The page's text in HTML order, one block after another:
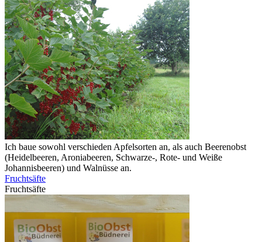
Ich baue sowohl verschieden Apfelsorten an, als auch Beerenobst
(Heidelbeeren, Aroniabeeren, Schwarze-, Rote- und Weiße
Johannisbeeren) und Walnüsse an.
Fruchtsäfte
Fruchtsäfte